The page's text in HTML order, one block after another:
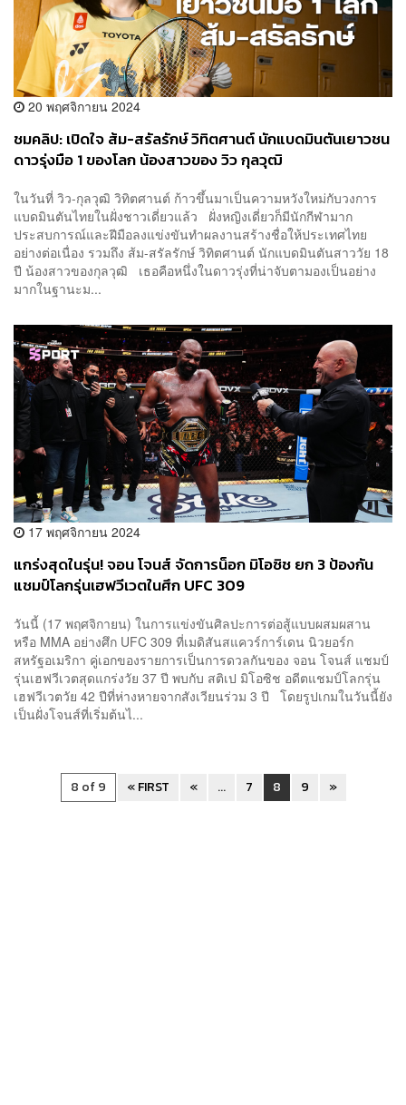
20 พฤศจิกายน 2024
ชมคลิป: เปิดใจ ส้ม-สรัลรักษ์ วิทิตศานต์ นักแบดมินตันเยาวชน
ดาวรุ่งมือ 1 ของโลก น้องสาวของ วิว กุลวุฒิ
ในวันที่ วิว-กุลวุฒิ วิทิตศานต์ ก้าวขึ้นมาเป็นความหวังใหม่กับวงการ
แบดมินตันไทยในฝั่งชาวเดี่ยวแล้ว ฝั่งหญิงเดี่ยวก็มีนักกีฬามาก
ประสบการณ์และฝีมือลงแข่งขันทำผลงานสร้างชื่อให้ประเทศไทย
อย่างต่อเนื่อง รวมถึง ส้ม-สรัลรักษ์ วิทิตศานต์ นักแบดมินตันสาววัย 18
ปี น้องสาวของกุลวุฒิ เธอคือหนึ่งในดาวรุ่งที่น่าจับตามองเป็นอย่าง
มากในฐานะม...
17 พฤศจิกายน 2024
แกร่งสุดในรุ่น! จอน โจนส์ จัดการน็อก มิโอซิช ยก 3 ป้องกัน
แชมป์โลกรุ่นเฮฟวีเวตในศึก UFC 309
วันนี้ (17 พฤศจิกายน) ในการแข่งขันศิลปะการต่อสู้แบบผสมผสาน
หรือ MMA อย่างศึก UFC 309 ที่เมดิสันสแควร์การ์เดน นิวยอร์ก
สหรัฐอเมริกา คู่เอกของรายการเป็นการดวลกันของ จอน โจนส์ แชมป์
รุ่นเฮฟวีเวตสุดแกร่งวัย 37 ปี พบกับ สติเป มิโอซิช อดีตแชมป์โลกรุ่น
เฮฟวีเวตวัย 42 ปีที่ห่างหายจากสังเวียนร่วม 3 ปี โดยรูปเกมในวันนี้ยัง
เป็นฝั่งโจนส์ที่เริ่มต้นไ...
8 of 9 « FIRST « ... 7 8 9 »